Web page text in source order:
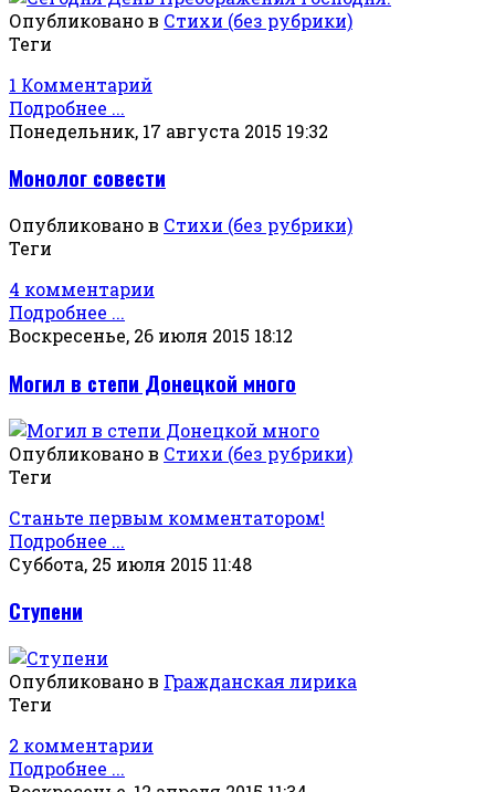
Опубликовано в Стихи (без рубрики)
Теги
1 Комментарий
Подробнее ...
Понедельник, 17 августа 2015 19:32
Монолог совести
Опубликовано в Стихи (без рубрики)
Теги
4 комментарии
Подробнее ...
Воскресенье, 26 июля 2015 18:12
Могил в степи Донецкой много
Опубликовано в Стихи (без рубрики)
Теги
Станьте первым комментатором!
Подробнее ...
Суббота, 25 июля 2015 11:48
Ступени
Опубликовано в Гражданская лирика
Теги
2 комментарии
Подробнее ...